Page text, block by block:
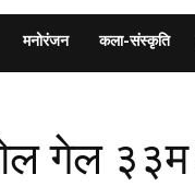
मनोरंजन कला-संस्कृति
गेल ३३म